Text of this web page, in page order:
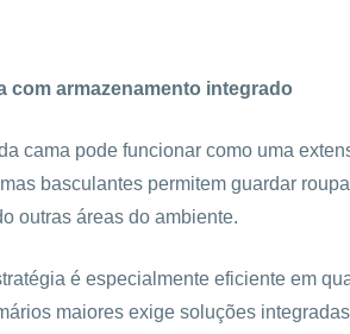
com armazenamento integrado
cama pode funcionar como uma
basculantes permitem guardar
outras áreas do ambiente.
é especialmente eficiente em
maiores exige soluções